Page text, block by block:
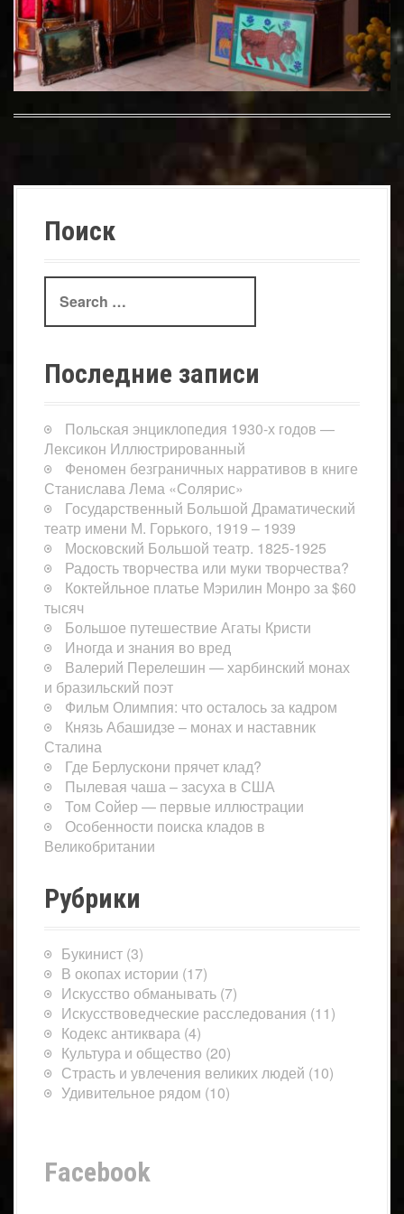
Поиск
Search
for:
Последние записи
Польская энциклопедия 1930-х годов —
Лексикон Иллюстрированный
Феномен безграничных нарративов в книге
Станислава Лема «Солярис»
Государственный Большой Драматический
театр имени М. Горького, 1919 – 1939
Московский Большой театр. 1825-1925
Радость творчества или муки творчества?
Коктейльное платье Мэрилин Монро за $60
тысяч
Большое путешествие Агаты Кристи
Иногда и знания во вред
Валерий Перелешин — харбинский монах
и бразильский поэт
Фильм Олимпия: что осталось за кадром
Князь Абашидзе – монах и наставник
Сталина
Где Берлускони прячет клад?
Пылевая чаша – засуха в США
Том Сойер — первые иллюстрации
Особенности поиска кладов в
Великобритании
Рубрики
Букинист (3)
В окопах истории (17)
Искусство обманывать (7)
Искусствоведческие расследования (11)
Кодекс антиквара (4)
Культура и общество (20)
Страсть и увлечения великих людей (10)
Удивительное рядом (10)
Facebook